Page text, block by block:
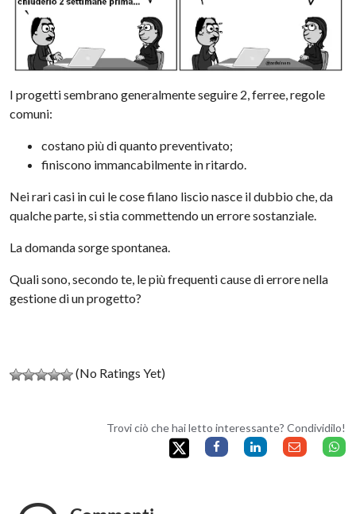
I progetti sembrano generalmente seguire 2, ferree, regole
comuni:
costano più di quanto preventivato;
finiscono immancabilmente in ritardo.
Nei rari casi in cui le cose filano liscio nasce il dubbio che, da
qualche parte, si stia commettendo un errore sostanziale.
La domanda sorge spontanea.
Quali sono, secondo te, le più frequenti cause di errore nella
gestione di un progetto?
(No Ratings Yet)
Trovi ciò che hai letto interessante? Condividilo!